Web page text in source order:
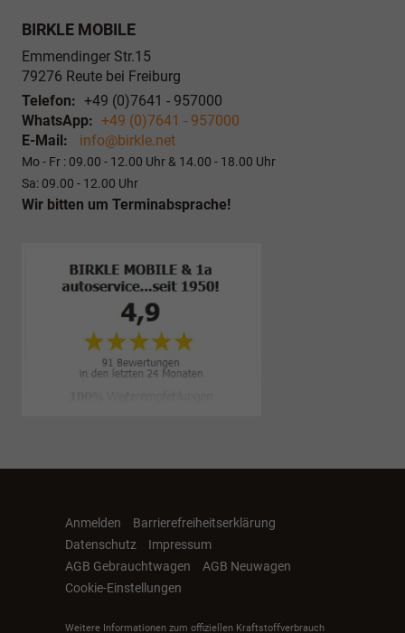
BIRKLE MOBILE
Emmendinger Str.15
79276 Reute bei Freiburg
Telefon: +49 (0)7641 - 957000
WhatsApp: +49 (0)7641 - 957000
E-Mail:
info@birkle.net
Mo - Fr : 09.00 - 12.00 Uhr & 14.00 - 18.00 Uhr
Sa: 09.00 - 12.00 Uhr
Wir bitten um Terminabsprache!
Anmelden
Barrierefreiheitserklärung
Datenschutz
Impressum
AGB Gebrauchtwagen
AGB Neuwagen
Cookie-Einstellungen
Weitere Informationen zum offiziellen Kraftstoffverbrauch